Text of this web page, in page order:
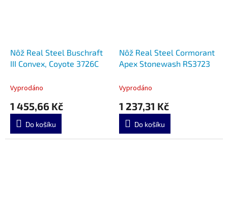
Nôž Real Steel Buschraft
III Convex, Coyote 3726C
Vyprodáno
1 455,66 Kč
Do košíku
Nôž Real Steel Cormorant
Apex Stonewash RS3723
Vyprodáno
1 237,31 Kč
Do košíku